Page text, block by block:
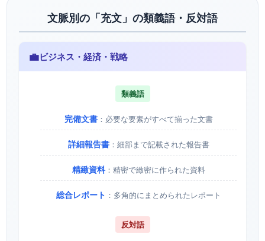
文脈別の「充文」の類義語・反対語
💼ビジネス・経済・戦略
類義語
完備文書：必要な要素がすべて揃った文書
詳細報告書：細部まで記載された報告書
精緻資料：精密で緻密に作られた資料
総合レポート ：多角的にまとめられたレポート
反対語